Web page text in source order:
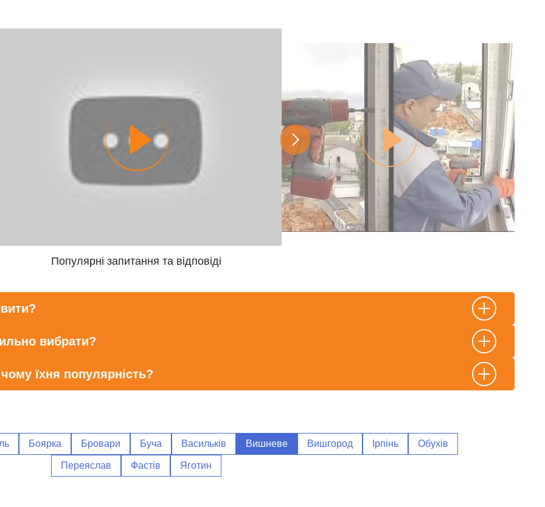
Популярні запитання та відповіді
вибрати?
їхня популярність?
Боярка Бровари Буча Васильків Вишневе Вишгород Ірпінь Обухів
Переяслав Фастів Яготин